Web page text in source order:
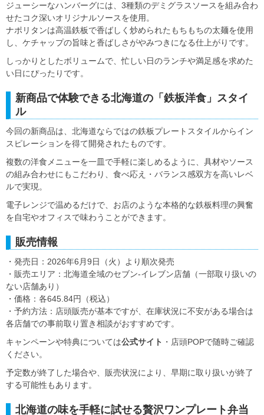
ジューシーなハンバーグには、3種類のデミグラスソースを組み合わ
せたコク深いオリジナルソースを使用。
ナポリタンは高温鉄板で香ばしく炒められたもちもちの太麺を使用
し、ケチャップの旨味と香ばしさがやみつきになる仕上がりです。
しっかりとしたボリュームで、忙しい日のランチや満足感を求めた
い日にぴったりです。
新商品で体験できる北海道の「鉄板洋食」スタイ
ル
今回の新商品は、北海道ならではの鉄板プレートスタイルからイン
スピレーションを得て開発されたものです。
複数の洋食メニューを一皿で手軽に楽しめるように、具材やソース
の組み合わせにもこだわり、食べ応え・バランス感双方を高いレベ
ルで実現。
電子レンジで温めるだけで、お店のような本格的な鉄板料理の興奮
を自宅やオフィスで味わうことができます。
販売情報
・発売日：2026年6月9日（火）より順次発売
・販売エリア：北海道全域のセブン‐イレブン店舗（一部取り扱いの
ない店舗あり）
・価格：各645.84円（税込）
・予約方法：店頭販売が基本ですが、在庫状況に不安がある場合は
各店舗での事前取り置き相談がおすすめです。
キャンペーンや特典については公式サイト ・店頭POPで随時ご確認
ください。
予定数が終了した場合や、販売状況により、早期に取り扱いが終了
する可能性もあります。
北海道の味を手軽に試せる贅沢ワンプレート弁当